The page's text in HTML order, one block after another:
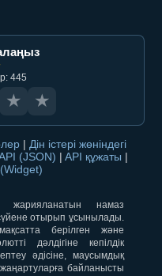
445
★ ★
| Дін істері жөніндегі
(JSON) | API құжаты |
(Widget)
жарияланатын намаз
отырып ұсынылады.
берілген және
дәлдігіне кепілдік
әдісіне, маусымдық
байланысты